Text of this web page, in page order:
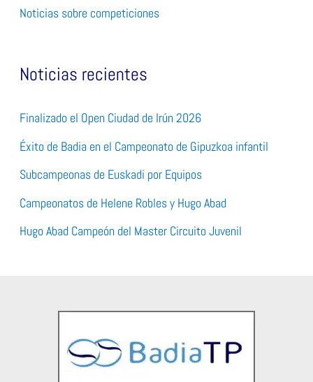
Noticias sobre competiciones
Noticias recientes
Finalizado el Open Ciudad de Irún 2026
Éxito de Badia en el Campeonato de Gipuzkoa infantil
Subcampeonas de Euskadi por Equipos
Campeonatos de Helene Robles y Hugo Abad
Hugo Abad Campeón del Master Circuito Juvenil